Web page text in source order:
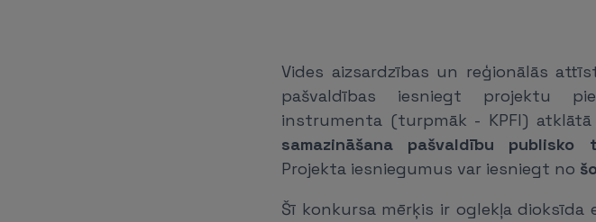
Vides aizsardzības un reģionālās
pašvaldības iesniegt projektu
instrumenta (turpmāk - KPFI)
samazināšana pašvaldību
Projekta iesniegumus var iesniegt no
Šī konkursa mērķis ir oglekļa dioksīda